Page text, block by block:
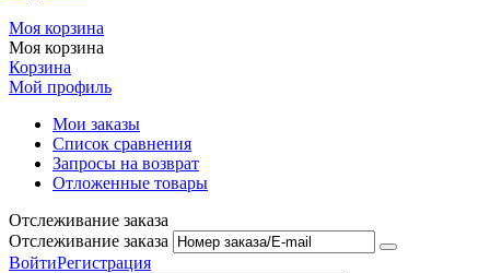
Моя корзина
Моя корзина
Корзина
Мой профиль
Мои заказы
Список сравнения
Запросы на возврат
Отложенные товары
Отслеживание заказа
Отслеживание заказа
ВойтиРегистрация